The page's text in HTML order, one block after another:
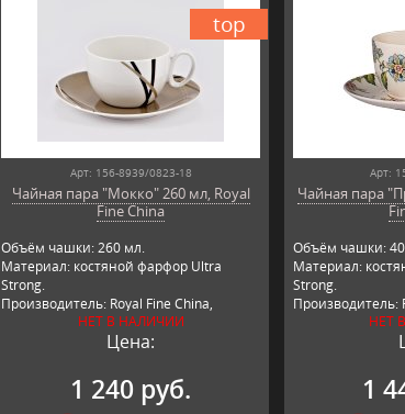
top
Арт: 156-8939/0823-18
Чайная пара "Мокко" 260 мл, Royal
Fine China
Объём чашки: 260 мл.
Материал: костяной фарфор Ultra
Strong.
Производитель: Royal Fine China,
НЕТ В НАЛИЧИИ
Цена:
1 240 руб.
Арт:
Чайная пара
Объём чашки:
Материал:
Strong.
Производитель:
НЕТ
1